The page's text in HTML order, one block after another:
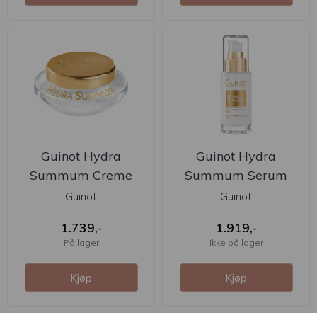
Guinot Hydra
Summum Creme
50ml
Guinot
1.739,-
På lager
Kjøp
Guinot Hydra
Summum Serum
30ml
Guinot
1.919,-
Ikke på lager
Kjøp